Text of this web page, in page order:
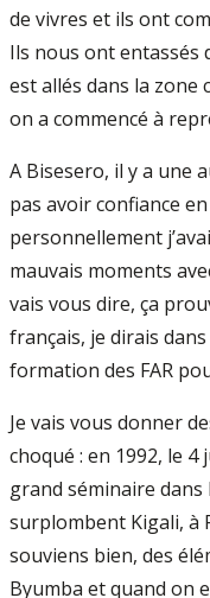
de vivres et ils ont
Ils nous ont entassés
est allés dans la zone
on a commencé à
A Bisesero, il y a une
pas avoir confiance
personnellement
mauvais moments
vais vous dire, ça
français, je dirais
formation des FAR
Je vais vous donner
choqué : en 1992, le 4
grand séminaire
surplombent Kigali, à
souviens bien, des
Byumba et quand on